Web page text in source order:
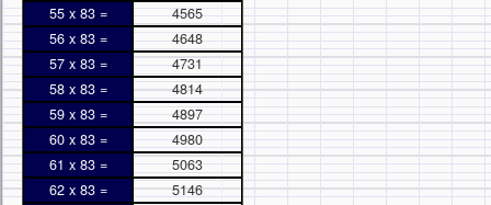
55 x 83 =
4565
56 x 83 =
4648
57 x 83 =
4731
58 x 83 =
4814
59 x 83 =
4897
60 x 83 =
4980
61 x 83 =
5063
62 x 83 =
5146